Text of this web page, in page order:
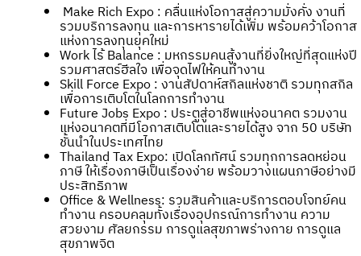
Make Rich Expo : คลื่นแห่งโอกาสสู่ความมั่งคั่ง งานที่
รวมบริการลงทุน และการหารายได้เพิ่ม พร้อมคว้าโอกาส
แห่งการลงทุนยุคใหม่
Work ไร้ Balance : มหกรรมคนสู้งานที่ยิ่งใหญ่ที่สุดแห่งปี
รวมศาสตร์ฮีลใจ เพื่อจุดไฟให้คนทำงาน
Skill Force Expo : งานสัปดาห์สกิลแห่งชาติ รวมทุกสกิล
เพื่อการเติบโตในโลกการทำงาน
Future Jobs Expo : ประตูสู่อาชีพแห่งอนาคต รวมงาน
แห่งอนาคตที่มีโอกาสเติบโตและรายได้สูง จาก 50 บริษัท
ชั้นนำในประเทศไทย
Thailand Tax Expo: เปิดโลกทัศน์ รวมทุกการลดหย่อน
ภาษี ให้เรื่องภาษีเป็นเรื่องง่าย พร้อมวางแผนภาษีอย่างมี
ประสิทธิภาพ
Office & Wellness: รวมสินค้าและบริการตอบโจทย์คน
ทำงาน ครอบคลุมทั้งเรื่องอุปกรณ์การทำงาน ความ
สวยงาม ศัลยกรรม การดูแลสุขภาพร่างกาย การดูแล
สุขภาพจิต